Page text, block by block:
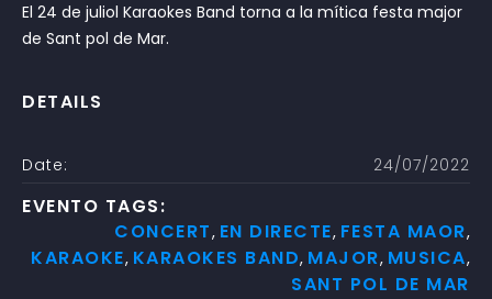
El 24 de juliol Karaokes Band torna a la mítica festa major
de Sant pol de Mar.
DETAILS
Date: 24/07/2022
EVENTO TAGS:
CONCERT, EN DIRECTE, FESTA MAOR,
KARAOKE, KARAOKES BAND, MAJOR, MUSICA,
SANT POL DE MAR